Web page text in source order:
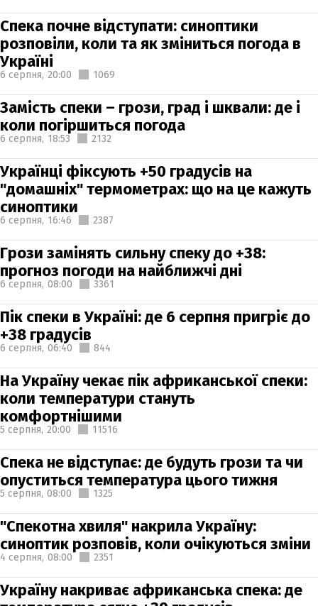
Спека почне відступати: синоптики
розповіли, коли та як зміниться погода в
Україні
6 серпня, 20:00 1069
Замість спеки – грози, град і шквали: де і
коли погіршиться погода
6 серпня, 18:53 2132
Українці фіксують +50 градусів на
"домашніх" термометрах: що на це кажуть
синоптики
6 серпня, 16:46 2387
Грози замінять сильну спеку до +38:
прогноз погоди на найближчі дні
6 серпня, 08:00 3361
Пік спеки в Україні: де 6 серпня пригріє до
+38 градусів
6 серпня, 06:40 844
На Україну чекає пік африканської спеки:
коли температури стануть
комфортнішими
5 серпня, 20:00 11516
Спека не відступає: де будуть грози та чи
опуститься температура цього тижня
5 серпня, 08:00 1325
"Спекотна хвиля" накрила Україну:
синоптик розповів, коли очікуються зміни
4 серпня, 08:00 2351
Україну накриває африканська спека: де